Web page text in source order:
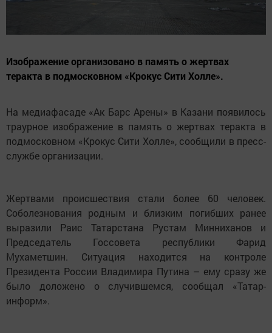
Изображение организовано в память о жертвах
теракта в подмосковном «Крокус Сити Холле».
На медиафасаде «Ак Барс Арены» в Казани появилось
траурное изображение в память о жертвах теракта в
подмосковном «Крокус Сити Холле», сообщили в пресс-
службе организации.
Жертвами происшествия стали более 60 человек.
Соболезнования родным и близким погибших ранее
выразили Раис Татарстана Рустам Минниханов и
Председатель Госсовета республики Фарид
Мухаметшин. Ситуация находится на контроле
Президента России Владимира Путина – ему сразу же
было доложено о случившемся, сообщал «Татар-
информ».